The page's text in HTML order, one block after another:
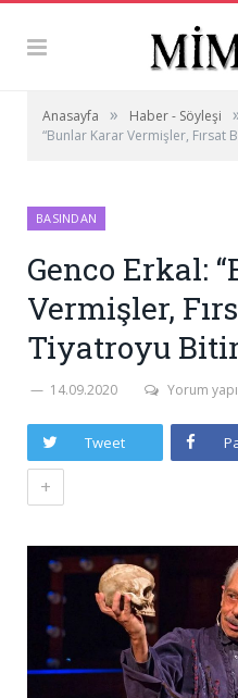
Anasayfa » Haber - Söyleşi
“Bunlar Karar Vermişler, Fırsat
BASINDAN
Genco Erkal:
Vermişler,
Tiyatroyu
14.09.2020 Yorum
Tweet
+